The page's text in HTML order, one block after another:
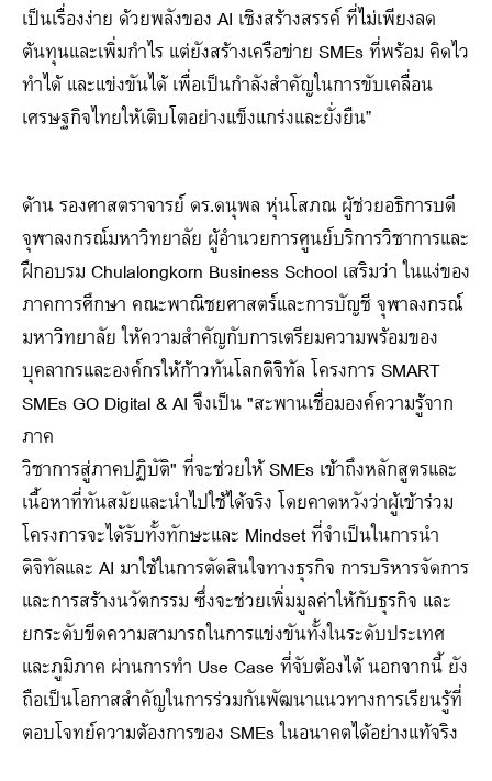
เป็นเรื่องง่าย ด้วยพลังของ AI เชิงสร้างสรรค์ ที่ไม่เพียงลด
ต้นทุนและเพิ่มกำไร แต่ยังสร้างเครือข่าย SMEs ที่พร้อม คิดไว
ทำได้ และแข่งขันได้ เพื่อเป็นกำลังสำคัญในการขับเคลื่อน
เศรษฐกิจไทยให้เติบโตอย่างแข็งแกร่งและยั่งยืน”
ด้าน รองศาสตราจารย์ ดร.ดนุพล หุ่นโสภณ ผู้ช่วยอธิการบดี
จุฬาลงกรณ์มหาวิทยาลัย ผู้อำนวยการศูนย์บริการวิชาการและ
ฝึกอบรม Chulalongkorn Business School เสริมว่า ในแง่ของ
ภาคการศึกษา คณะพาณิชยศาสตร์และการบัญชี จุฬาลงกรณ์
มหาวิทยาลัย ให้ความสำคัญกับการเตรียมความพร้อมของ
บุคลากรและองค์กรให้ก้าวทันโลกดิจิทัล โครงการ SMART
SMEs GO Digital & AI จึงเป็น "สะพานเชื่อมองค์ความรู้จาก
ภาค
วิชาการสู่ภาคปฏิบัติ" ที่จะช่วยให้ SMEs เข้าถึงหลักสูตรและ
เนื้อหาที่ทันสมัยและนำไปใช้ได้จริง โดยคาดหวังว่าผู้เข้าร่วม
โครงการจะได้รับทั้งทักษะและ Mindset ที่จำเป็นในการนำ
ดิจิทัลและ AI มาใช้ในการตัดสินใจทางธุรกิจ การบริหารจัดการ
และการสร้างนวัตกรรม ซึ่งจะช่วยเพิ่มมูลค่าให้กับธุรกิจ และ
ยกระดับขีดความสามารถในการแข่งขันทั้งในระดับประเทศ
และภูมิภาค ผ่านการทำ Use Case ที่จับต้องได้ นอกจากนี้ ยัง
ถือเป็นโอกาสสำคัญในการร่วมกันพัฒนาแนวทางการเรียนรู้ที่
ตอบโจทย์ความต้องการของ SMEs ในอนาคตได้อย่างแท้จริง